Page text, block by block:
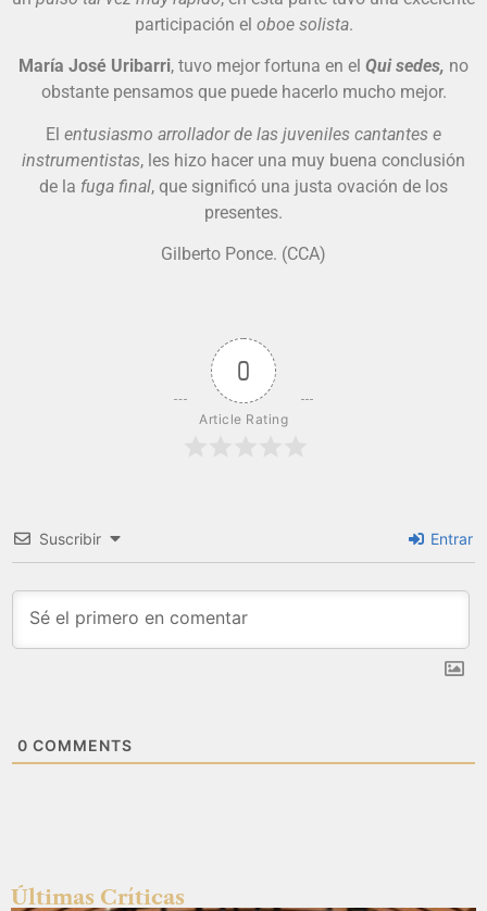
participación el oboe solista.
María José Uribarri, tuvo mejor fortuna en el Qui sedes, no
obstante pensamos que puede hacerlo mucho mejor.
El entusiasmo arrollador de las juveniles cantantes e
instrumentistas, les hizo hacer una muy buena conclusión
de la fuga final, que significó una justa ovación de los
presentes.
Gilberto Ponce. (CCA)
0
Article Rating
Suscribir Entrar
0 COMMENTS
Últimas Críticas